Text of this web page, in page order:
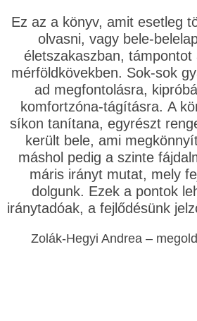
Ez az a könyv, amit esetleg
olvasni, vagy bele-
életszakaszban, támpontot
mérföldkövekben. Sok-sok
ad megfontolásra,
komfortzóna-tágításra. A
síkon tanítana, egyrészt
került bele, ami
máshol pedig a szinte
máris irányt mutat, mely
dolgunk. Ezek a pontok
iránytadóak, a
Zolák-Hegyi Andrea –